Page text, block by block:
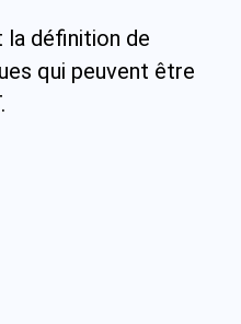
la définition de
qui peuvent être